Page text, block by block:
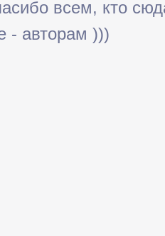
всем, кто
- авторам )))